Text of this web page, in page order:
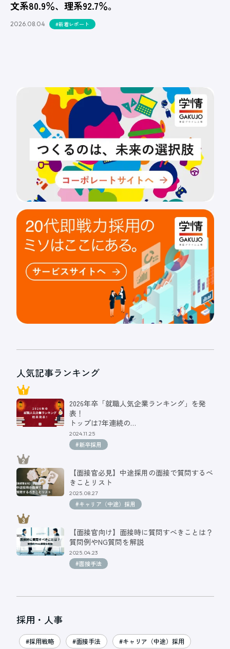
文系80.9％、理系92.7％。
2026.08.04 #新着レポート
人気記事ランキング
2026年卒「就職人気企業ランキング」を発
表！
トップは7年連続の…
2024.11.25
#新卒採用
【面接官必見】中途採用の面接で質問するべ
きことリスト
2025.08.27
#キャリア（中途）採用
【面接官向け】面接時に質問すべきことは？
質問例やNG質問を解説
2025.04.23
#面接手法
採用・人事
#採用戦略 #面接手法 #キャリア（中途）採用